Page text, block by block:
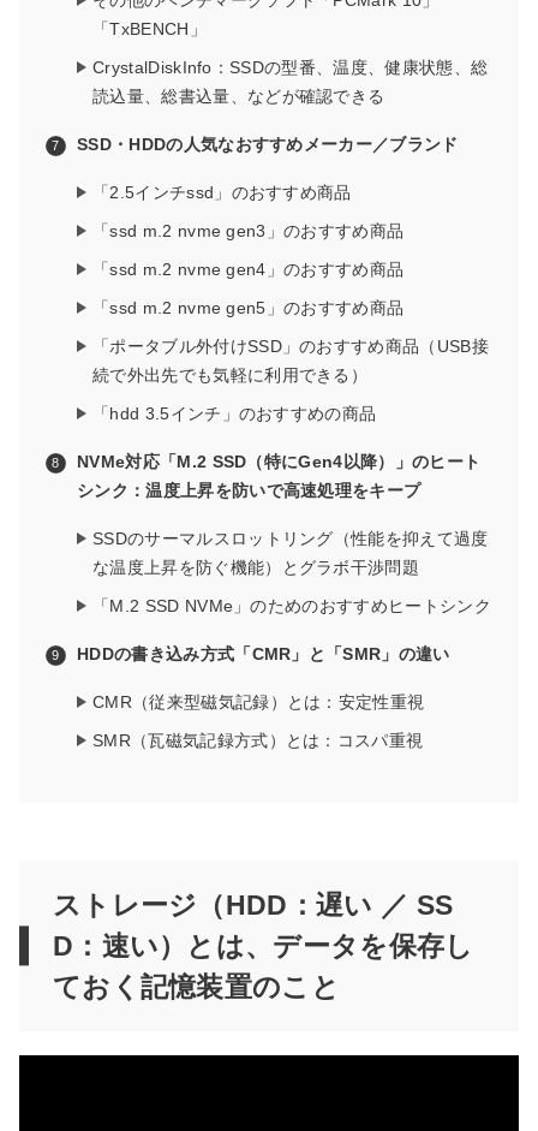
「TxBENCH」
CrystalDiskInfo：SSDの型番、温度、健康状態、総
読込量、総書込量、などが確認できる
SSD・HDDの人気なおすすめメーカー／ブランド
「2.5インチssd」のおすすめ商品
「ssd m.2 nvme gen3」のおすすめ商品
「ssd m.2 nvme gen4」のおすすめ商品
「ssd m.2 nvme gen5」のおすすめ商品
「ポータブル外付けSSD」のおすすめ商品（USB接
続で外出先でも気軽に利用できる）
「hdd 3.5インチ」のおすすめの商品
NVMe対応「M.2 SSD（特にGen4以降）」のヒート
シンク：温度上昇を防いで高速処理をキープ
SSDのサーマルスロットリング（性能を抑えて過度
な温度上昇を防ぐ機能）とグラボ干渉問題
「M.2 SSD NVMe」のためのおすすめヒートシンク
HDDの書き込み方式「CMR」と「SMR」の違い
CMR（従来型磁気記録）とは：安定性重視
SMR（瓦磁気記録方式）とは：コスパ重視
ストレージ（HDD：遅い ／ SS
D：速い）とは、データを保存し
ておく記憶装置のこと